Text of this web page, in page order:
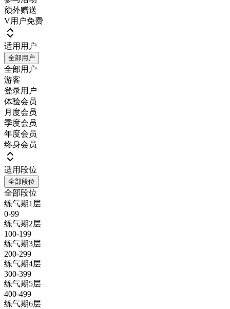
额外赠送
V用户免费
适用用户
全部用户
全部用户
游客
登录用户
体验会员
月度会员
季度会员
年度会员
终身会员
适用段位
全部段位
全部段位
练气期1层
0-99
练气期2层
100-199
练气期3层
200-299
练气期4层
300-399
练气期5层
400-499
练气期6层